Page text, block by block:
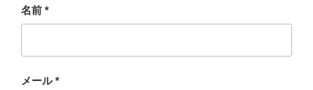
名前 *
メール*